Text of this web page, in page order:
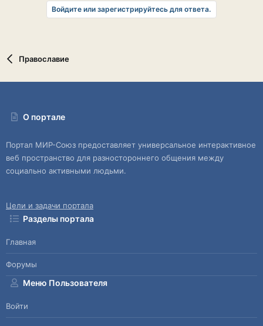
Войдите или зарегистрируйтесь для ответа.
Православие
О портале
Портал МИР-Союз предоставляет универсальное интерактивное
веб пространство для разностороннего общения между
социально активными людьми.
Цели и задачи портала
Разделы портала
Главная
Форумы
Меню Пользователя
Войти